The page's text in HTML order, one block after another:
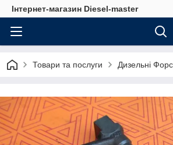
Інтернет-магазин Diesel-master
Товари та послуги Дизельні